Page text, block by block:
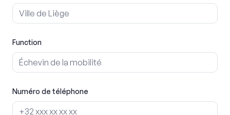
Function
Numéro de téléphone